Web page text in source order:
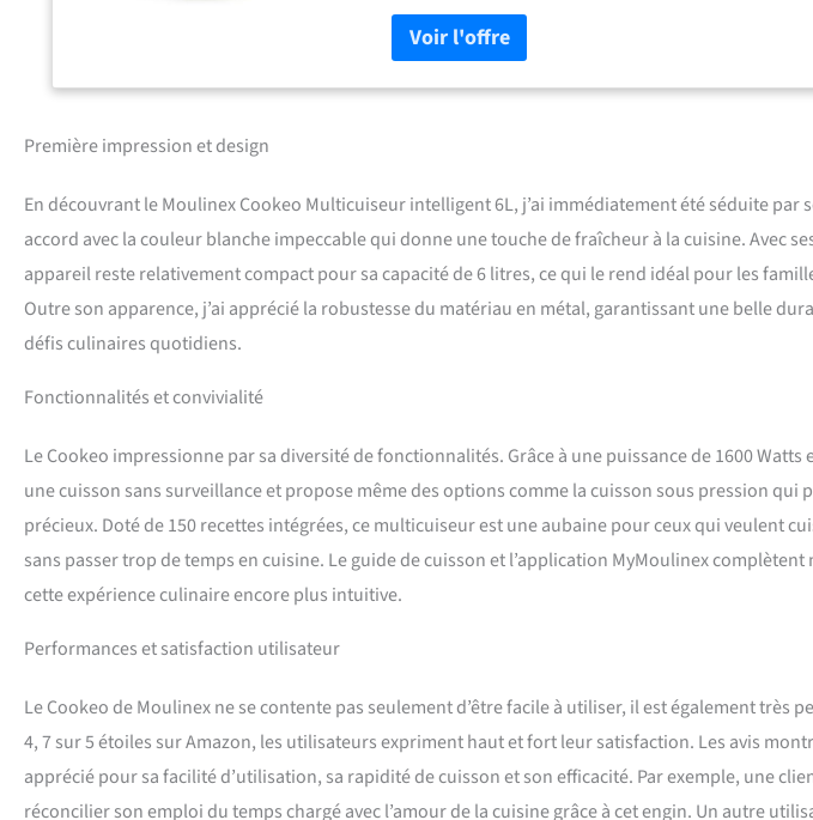
pression pour cuire vos plats jusqu'à 5 fois plus vite et
(par rapport à un mode de cuisson classique) REPARABLE
DE CUISSON : cuire sous pression, cuire à la vapeur
lentement (viandes, ragoûts) et réchauffer COOKEO FAIT
ajoutez du croustillant à vos plats grâce à l'accessoire
fonction air fryer (friteuse sans huile) INCLUS : cuve de 6
panier vapeur compatibles lave-vaisselle et couvercle de
Première impression et design
En découvrant le Moulinex Cookeo Multicuiseur intelligent 6L, j’ai immédiatement été séduite par
accord avec la couleur blanche impeccable qui donne une touche de fraîcheur à la cuisine. Avec
appareil reste relativement compact pour sa capacité de 6 litres, ce qui le rend idéal pour les
Outre son apparence, j’ai apprécié la robustesse du matériau en métal, garantissant une belle
défis culinaires quotidiens.
Fonctionnalités et convivialité
Le Cookeo impressionne par sa diversité de fonctionnalités. Grâce à une puissance de 1600
une cuisson sans surveillance et propose même des options comme la cuisson sous pression qui
précieux. Doté de 150 recettes intégrées, ce multicuiseur est une aubaine pour ceux qui veulent
sans passer trop de temps en cuisine. Le guide de cuisson et l’application MyMoulinex
cette expérience culinaire encore plus intuitive.
Performances et satisfaction utilisateur
Le Cookeo de Moulinex ne se contente pas seulement d’être facile à utiliser, il est également très
4, 7 sur 5 étoiles sur Amazon, les utilisateurs expriment haut et fort leur satisfaction. Les avis
apprécié pour sa facilité d’utilisation, sa rapidité de cuisson et son efficacité. Par exemple, une
réconcilier son emploi du temps chargé avec l’amour de la cuisine grâce à cet engin. Un autre